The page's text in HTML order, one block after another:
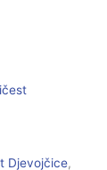
Djevojčice,